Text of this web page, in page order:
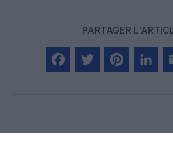
PARTAGER
Aucun